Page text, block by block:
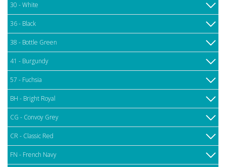
30 - White
36 - Black
38 - Bottle Green
41 - Burgundy
57 - Fuchsia
BH - Bright Royal
CG - Convoy Grey
CR - Classic Red
FN - French Navy